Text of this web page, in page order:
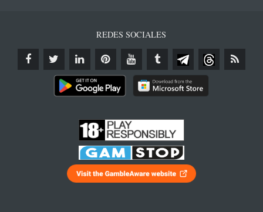
REDES SOCIALES